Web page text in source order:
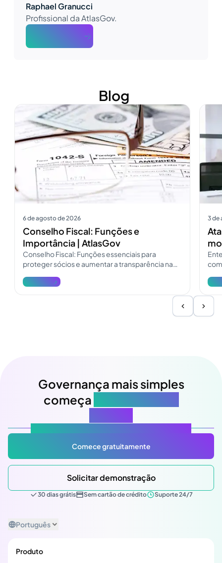
Raphael Granucci
Profissional da AtlasGov.
Blog
6 de agosto de 2026
Conselho Fiscal: Funções e
Importância | AtlasGov
Conselho Fiscal: Funções essenciais para
proteger sócios e aumentar a transparência na
e atualize a fiscalização.
Ver mais
3 de
Ver
Governança mais simples
começa
Comece gratuitamente
Solicitar demonstração
30 dias grátis Sem cartão de crédito Suporte 24/7
Português
Produto